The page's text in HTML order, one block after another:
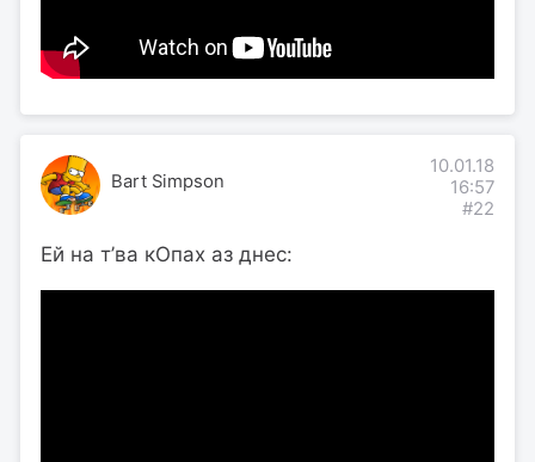
Bart Simpson
10.01.18
16:57
#22
Ей на т’ва кОпах аз днес: